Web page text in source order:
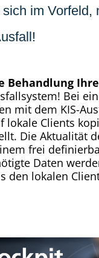
im Vorfeld,
Behandlung
Bei
mit dem KIS-
lokale Clients
Die Aktualität
frei
Daten
den lokalen